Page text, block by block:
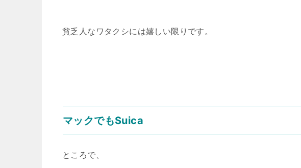
貧乏人なワタクシには嬉しい限りです。
マックでもSuica
ところで、